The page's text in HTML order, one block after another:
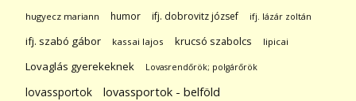
hugyecz mariann humor ifj. dobrovitz józsef ifj. lázár zoltán
ifj. szabó gábor kassai lajos krucsó szabolcs lipicai
Lovaglás gyerekeknek Lovasrendőrök; polgárőrök
lovassportok lovassportok - belföld